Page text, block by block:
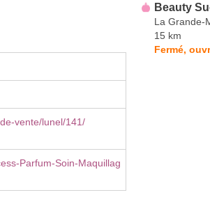
vente/lunel/141/
Parfum-Soin-Maquillag
Beauty
La Grande-
15 km
Fermé,